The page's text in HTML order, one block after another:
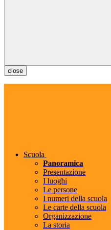
close
Scuola
Panoramica
Presentazione
I luoghi
Le persone
I numeri della scuola
Le carte della scuola
Organizzazione
La storia